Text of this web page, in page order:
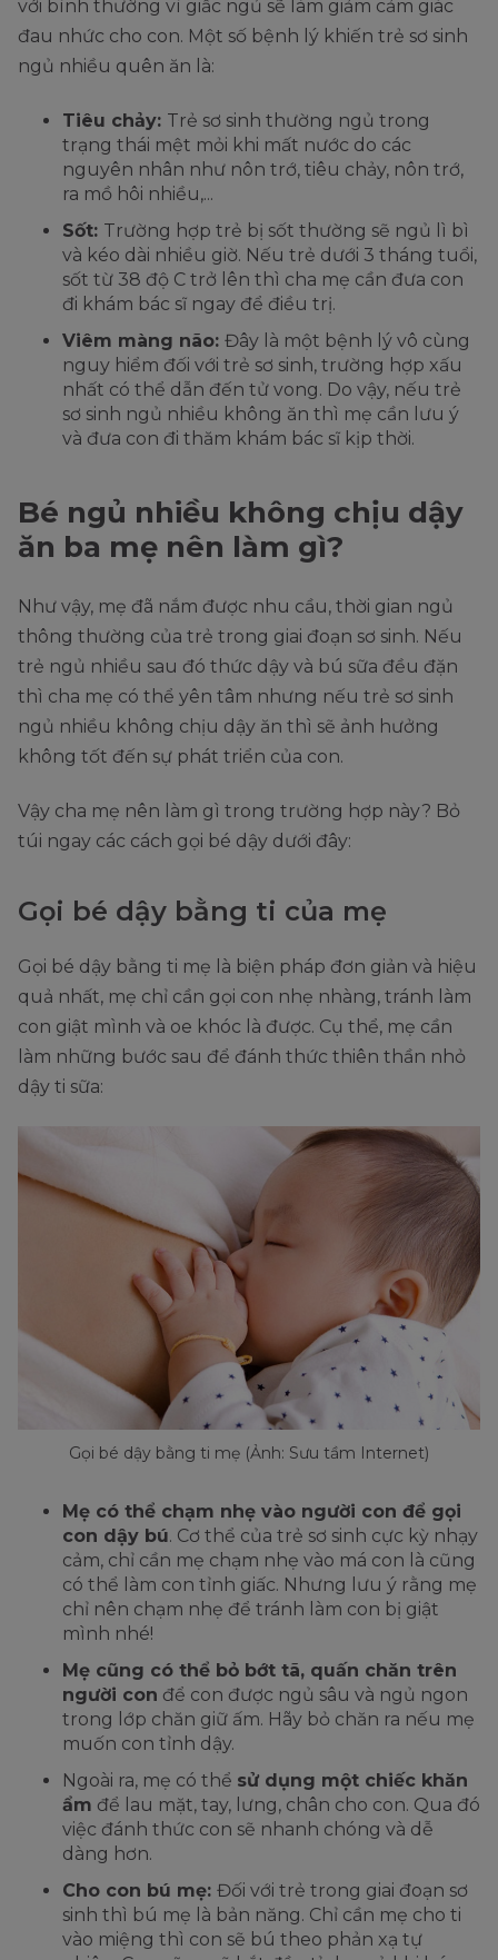
với bình thường vì giấc ngủ sẽ làm giảm cảm giác
đau nhức cho con. Một số bệnh lý khiến trẻ sơ sinh
ngủ nhiều quên ăn là:
Tiêu chảy: Trẻ sơ sinh thường ngủ trong
trạng thái mệt mỏi khi mất nước do các
nguyên nhân như nôn trớ, tiêu chảy, nôn trớ,
ra mồ hôi nhiều,...
Sốt: Trường hợp trẻ bị sốt thường sẽ ngủ lì bì
và kéo dài nhiều giờ. Nếu trẻ dưới 3 tháng tuổi,
sốt từ 38 độ C trở lên thì cha mẹ cần đưa con
đi khám bác sĩ ngay để điều trị.
Viêm màng não: Đây là một bệnh lý vô cùng
nguy hiểm đối với trẻ sơ sinh, trường hợp xấu
nhất có thể dẫn đến tử vong. Do vậy, nếu trẻ
sơ sinh ngủ nhiều không ăn thì mẹ cần lưu ý
và đưa con đi thăm khám bác sĩ kịp thời.
Bé ngủ nhiều không chịu dậy
ăn ba mẹ nên làm gì?
Như vậy, mẹ đã nắm được nhu cầu, thời gian ngủ
thông thường của trẻ trong giai đoạn sơ sinh. Nếu
trẻ ngủ nhiều sau đó thức dậy và bú sữa đều đặn
thì cha mẹ có thể yên tâm nhưng nếu trẻ sơ sinh
ngủ nhiều không chịu dậy ăn thì sẽ ảnh hưởng
không tốt đến sự phát triển của con.
Vậy cha mẹ nên làm gì trong trường hợp này? Bỏ
túi ngay các cách gọi bé dậy dưới đây:
Gọi bé dậy bằng ti của mẹ
Gọi bé dậy bằng ti mẹ là biện pháp đơn giản và hiệu
quả nhất, mẹ chỉ cần gọi con nhẹ nhàng, tránh làm
con giật mình và oe khóc là được. Cụ thể, mẹ cần
làm những bước sau để đánh thức thiên thần nhỏ
dậy ti sữa:
Gọi bé dậy bằng ti mẹ (Ảnh: Sưu tầm Internet)
Mẹ có thể chạm nhẹ vào người con để gọi
con dậy bú. Cơ thể của trẻ sơ sinh cực kỳ nhạy
cảm, chỉ cần mẹ chạm nhẹ vào má con là cũng
có thể làm con tỉnh giấc. Nhưng lưu ý rằng mẹ
chỉ nên chạm nhẹ để tránh làm con bị giật
mình nhé!
Mẹ cũng có thể bỏ bớt tã, quấn chăn trên
người con để con được ngủ sâu và ngủ ngon
trong lớp chăn giữ ấm. Hãy bỏ chăn ra nếu mẹ
muốn con tỉnh dậy.
Ngoài ra, mẹ có thể sử dụng một chiếc khăn
ẩm để lau mặt, tay, lưng, chân cho con. Qua đó
việc đánh thức con sẽ nhanh chóng và dễ
dàng hơn.
Cho con bú mẹ: Đối với trẻ trong giai đoạn sơ
sinh thì bú mẹ là bản năng. Chỉ cần mẹ cho ti
vào miệng thì con sẽ bú theo phản xạ tự